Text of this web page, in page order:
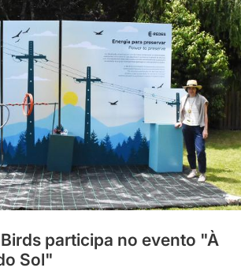
participa no evento "À
Sol"